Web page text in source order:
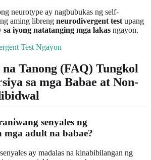
neurotype ay nagbubukas ng self-
aming libreng neurodivergent testupang
sa iyong natatanging mga lakas ngayon.
Test Ngayon
Tanong (FAQ) Tungkol
sa mga Babae at Non-
senyales ng
mga adult na babae?
ay madalas na kinabibilangan ng